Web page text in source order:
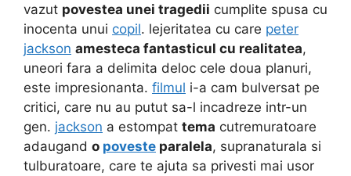
vazut povestea unei tragedii cumplite spusa cu
inocenta unui copil. lejeritatea cu care peter
jackson amesteca fantasticul cu realitatea,
uneori fara a delimita deloc cele doua planuri,
este impresionanta. filmul i-a cam bulversat pe
critici, care nu au putut sa-l incadreze intr-un
gen. jackson a estompat tema cutremuratoare
adaugand o poveste paralela, supranaturala si
tulburatoare, care te ajuta sa privesti mai usor